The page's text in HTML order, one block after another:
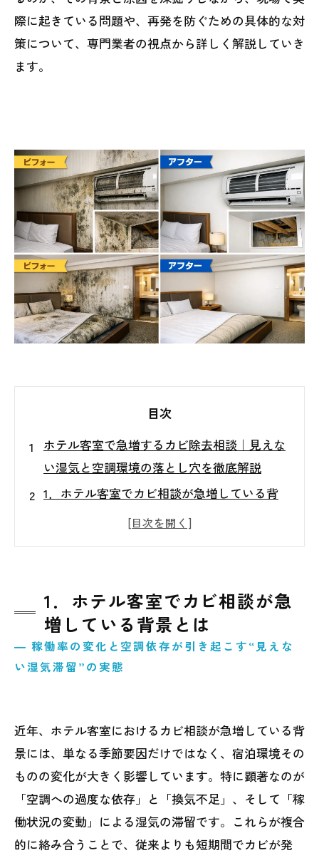
際に起きている問題や、再発を防ぐための具体的な対
策について、専門業者の視点から詳しく解説していき
ます。
目次
ホテル客室で急増するカビ除去相談｜見えな
い湿気と空調環境の落とし穴を徹底解説
1．ホテル客室でカビ相談が急増している背
2．客室内で発生しやすいカビの主な原因
4．清掃やクロス張替えだけでは解決できな
い理由
5．実際に多いホテル客室のカビ発生事例
6．カビを防ぐために必要な管理・設備・運
因調査と再発防止策
1．ホテル客室でカビ相談が急
増している背景とは
― 稼働率の変化と空調依存が引き起こす“見えな
い湿気滞留”の実態
近年、ホテル客室におけるカビ相談が急増している背
景には、単なる季節要因だけではなく、宿泊環境その
ものの変化が大きく影響しています。特に顕著なのが
「空調への過度な依存」と「換気不足」、そして「稼
働状況の変動」による湿気の滞留です。これらが複合
的に絡み合うことで、従来よりも短期間でカビが発